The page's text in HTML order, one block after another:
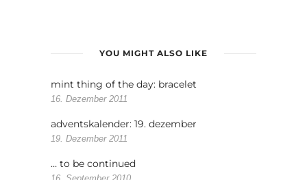
YOU MIGHT ALSO LIKE
mint thing of the day: bracelet
16. Dezember 2011
adventskalender: 19. dezember
19. Dezember 2011
… to be continued